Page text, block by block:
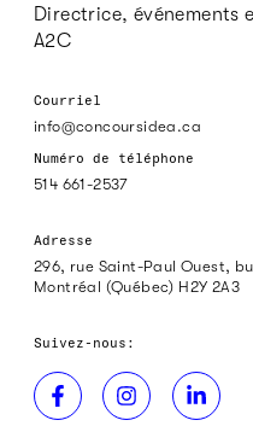
Directrice, événements
A2C
Courriel
info@concoursidea.ca
Numéro de téléphone
514 661-2537
Adresse
296, rue Saint-Paul Ouest,
Montréal (Québec) H2Y 2A3
Suivez-nous: